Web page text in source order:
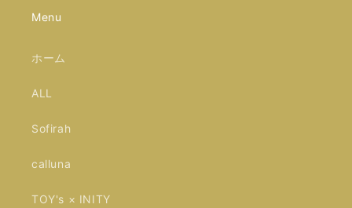
Menu
ホーム
ALL
Sofirah
calluna
TOY's × INITY